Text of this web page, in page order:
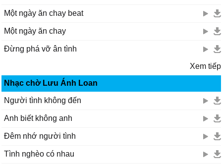
Một ngày ăn chay beat
Một ngày ăn chay
Đừng phá vỡ ân tình
Xem tiếp
Nhạc chờ Lưu Ánh Loan
Người tình không đến
Anh biết không anh
Đêm nhớ người tình
Tình nghèo có nhau